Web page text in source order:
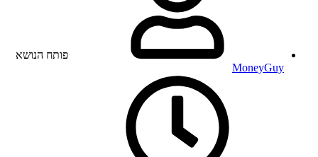
פותח הנושא
MoneyGuy